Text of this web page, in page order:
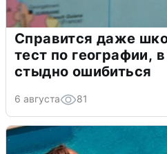
Справится даже
тест по географии,
стыдно ошибиться
6 августа 81